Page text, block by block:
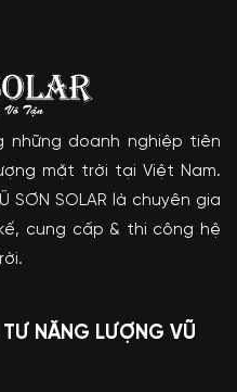
những doanh nghiệp tiên
mặt trời tại Việt Nam.
SƠN SOLAR là chuyên gia
cung cấp & thi công hệ
NĂNG LƯỢNG VŨ